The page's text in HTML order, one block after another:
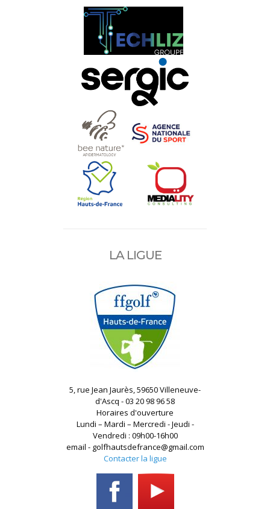
LA LIGUE
5, rue Jean Jaurès, 59650 Villeneuve-
d'Ascq - 03 20 98 96 58
Horaires d'ouverture
Lundi – Mardi – Mercredi - Jeudi -
Vendredi : 09h00-16h00
email - golfhautsdefrance@gmail.com
Contacter la ligue